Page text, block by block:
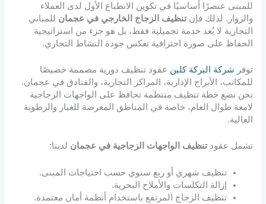
للمبنى عنصرًا أساسيًا في تكوين الانطباع الأول لدى العملاء
والزوار. لذلك فإنتنظيف الزجاج الخارجي في عجمان للمباني
التجارية لا يُعد خدمة تجميلية فقط، بل هو جزء من استراتيجية
الحفاظ على صورة احترافية تعكس جودة النشاط التجاري.
توفر شركة البركة كلين عقود تنظيف دورية مصممة خصيصًا
للمكاتب، الأبراج الإدارية، المراكز التجارية، والفنادق في عجمان.
نحن نضع خطة تنظيف منتظمة تحافظ على الواجهات الزجاجية
لامعة طوال العام، خاصة في المناطق المعرضة للغبار والرطوبة
العالية.
تشمل عقودتنظيف الواجهات الزجاجية في عجمان لدينا:
تنظيف شهري أو ربع سنوي حسب احتياجات المبنى.
إزالة التكلسات والأملاح البحرية.
تنظيف الزجاج المرتفع باستخدام أنظمة أمان معتمدة.